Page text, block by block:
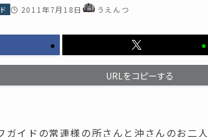
2011年7月18日 うえんつ
URLをコピーする
ガイドの常連様の所さんと沖さんのお二人